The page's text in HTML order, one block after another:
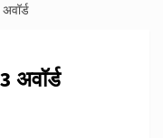
अवॉर्ड